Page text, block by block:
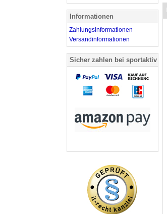
Informationen
Zahlungsinformationen
Versandinformationen
Sicher zahlen bei sportaktiv